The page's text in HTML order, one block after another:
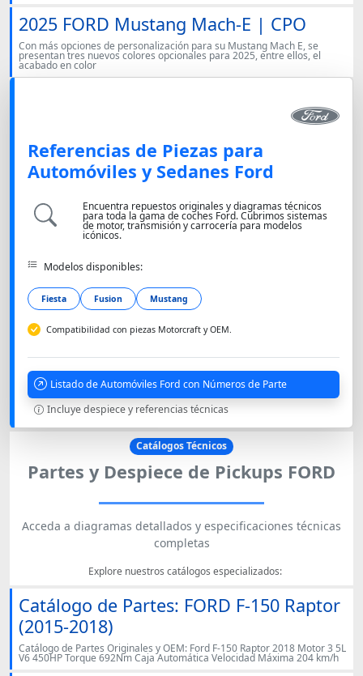
2025 FORD Mustang Mach-E | CPO
Con más opciones de personalización para su Mustang Mach E, se
presentan tres nuevos colores opcionales para 2025, entre ellos, el
acabado en color
Referencias de Piezas para
Automóviles y Sedanes Ford
Encuentra repuestos originales y diagramas técnicos
para toda la gama de coches Ford. Cubrimos sistemas
de motor, transmisión y carrocería para modelos
icónicos.
Modelos disponibles:
Fiesta Fusion Mustang
Compatibilidad con piezas Motorcraft y OEM.
Listado de Automóviles Ford con Números de Parte
Incluye despiece y referencias técnicas
Catálogos Técnicos
Partes y Despiece de Pickups FORD
Acceda a diagramas detallados y especificaciones técnicas
completas
Explore nuestros catálogos especializados:
Catálogo de Partes: FORD F-150 Raptor
(2015-2018)
Catálogo de Partes Originales y OEM: Ford F-150 Raptor 2018 Motor 3 5L
V6 450HP Torque 692Nm Caja Automática Velocidad Máxima 204 km/h